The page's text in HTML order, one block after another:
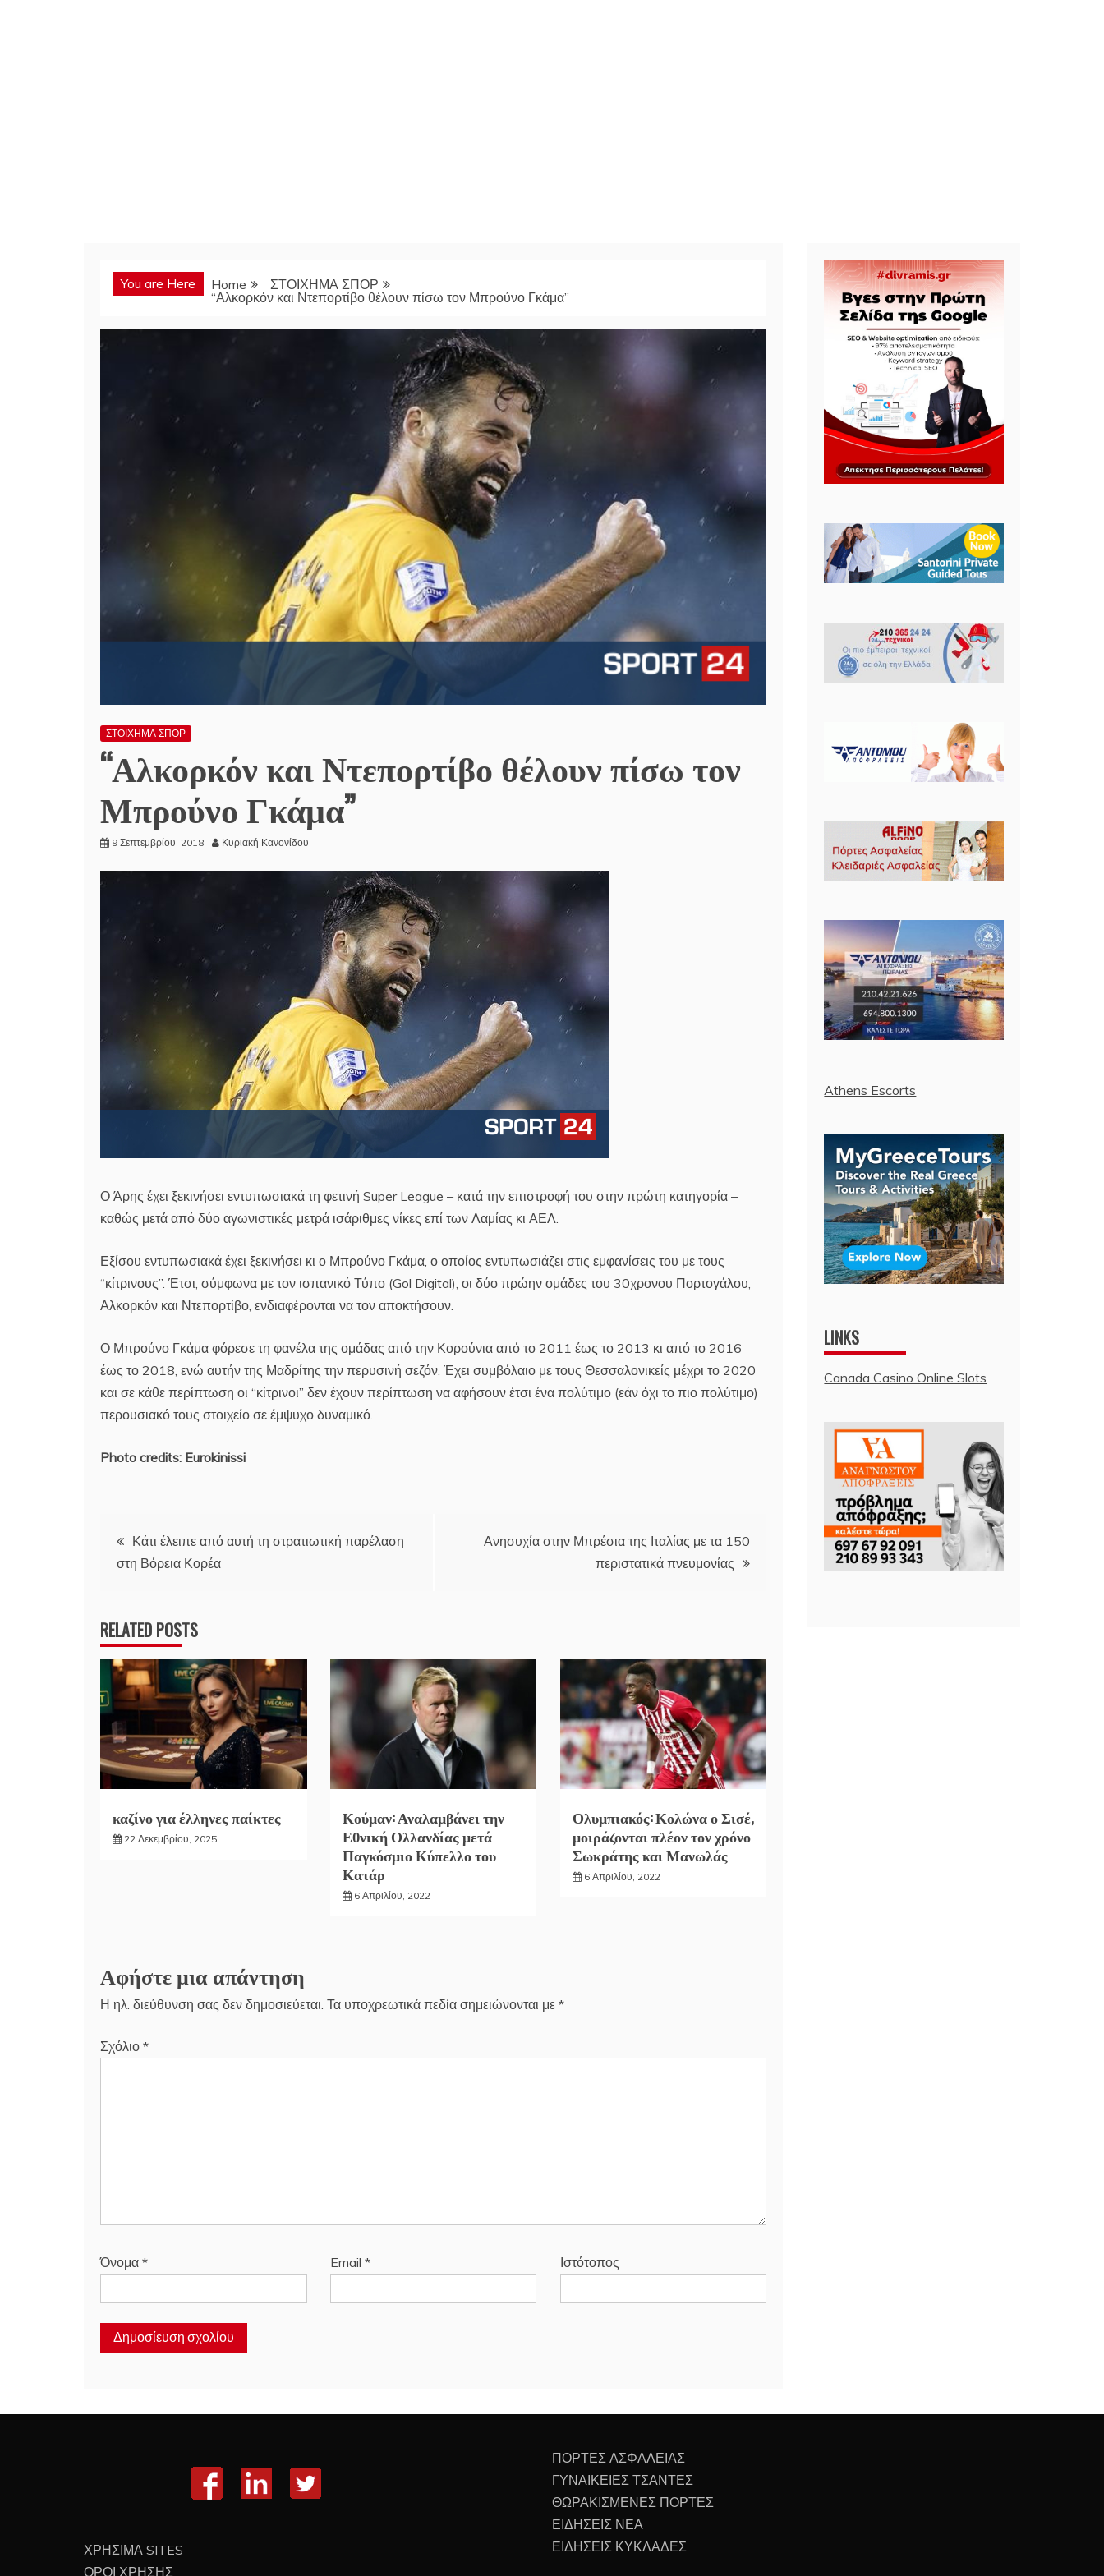
You are Here Home
ΣΤΟΙΧΗΜΑ ΣΠΟΡ
“Αλκορκόν και Ντεπορτίβο θέλουν πίσω τον Μπρούνο Γκάμα”
ΣΤΟΙΧΗΜΑ ΣΠΟΡ
“Αλκορκόν και Ντεπορτίβο θέλουν πίσω τον
Μπρούνο Γκάμα”
9 Σεπτεμβρίου, 2018 Κυριακή Κανονίδου
Ο Άρης έχει ξεκινήσει εντυπωσιακά τη φετινή Super League – κατά την επιστροφή του στην πρώτη κατηγορία –
καθώς μετά από δύο αγωνιστικές μετρά ισάριθμες νίκες επί των Λαμίας κι ΑΕΛ.
Εξίσου εντυπωσιακά έχει ξεκινήσει κι ο Μπρούνο Γκάμα, ο οποίος εντυπωσιάζει στις εμφανίσεις του με τους
“κίτρινους”. Έτσι, σύμφωνα με τον ισπανικό Τύπο (Gol Digital), οι δύο πρώην ομάδες του 30χρονου Πορτογάλου,
Αλκορκόν και Ντεπορτίβο, ενδιαφέρονται να τον αποκτήσουν.
Ο Μπρούνο Γκάμα φόρεσε τη φανέλα της ομάδας από την Κορούνια από το 2011 έως το 2013 κι από το 2016
έως το 2018, ενώ αυτήν της Μαδρίτης την περυσινή σεζόν. Έχει συμβόλαιο με τους Θεσσαλονικείς μέχρι το 2020
και σε κάθε περίπτωση οι “κίτρινοι” δεν έχουν περίπτωση να αφήσουν έτσι ένα πολύτιμο (εάν όχι το πιο πολύτιμο)
περουσιακό τους στοιχείο σε έμψυχο δυναμικό.
Photo credits: Eurokinissi
Πλοήγηση
άρθρων
Κάτι έλειπε από αυτή τη στρατιωτική παρέλαση
στη Βόρεια Κορέα
Ανησυχία στην Μπρέσια της Ιταλίας με τα 150
περιστατικά πνευμονίας
RELATED POSTS
καζίνο για έλληνες παίκτες
22 Δεκεμβρίου, 2025
Κούμαν: Αναλαμβάνει την
Εθνική Ολλανδίας μετά
Παγκόσμιο Κύπελλο του
Κατάρ
6 Απριλίου, 2022
Ολυμπιακός: Κολώνα ο Σισέ,
μοιράζονται πλέον τον χρόνο
Σωκράτης και Μανωλάς
6 Απριλίου, 2022
Αφήστε μια απάντηση
Η ηλ. διεύθυνση σας δεν δημοσιεύεται. Τα υποχρεωτικά πεδία σημειώνονται με *
Σχόλιο *
Όνομα * Email * Ιστότοπος
Athens Escorts
LINKS
Canada Casino Online Slots
ΧΡΗΣΙΜΑ SITES
ΟΡΟΙ ΧΡΗΣΗΣ
ΠΟΡΤΕΣ ΑΣΦΑΛΕΙΑΣ
ΓΥΝΑΙΚΕΙΕΣ ΤΣΑΝΤΕΣ
ΘΩΡΑΚΙΣΜΕΝΕΣ ΠΟΡΤΕΣ
ΕΙΔΗΣΕΙΣ ΝΕΑ
ΕΙΔΗΣΕΙΣ ΚΥΚΛΑΔΕΣ